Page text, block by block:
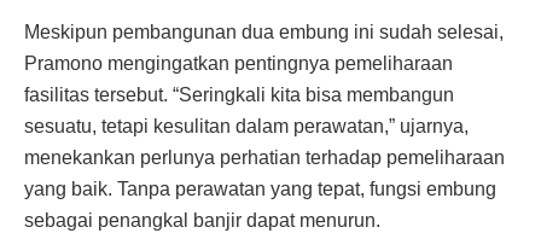
Meskipun pembangunan dua embung ini sudah selesai,
Pramono mengingatkan pentingnya pemeliharaan
fasilitas tersebut. “Seringkali kita bisa membangun
sesuatu, tetapi kesulitan dalam perawatan,” ujarnya,
menekankan perlunya perhatian terhadap pemeliharaan
yang baik. Tanpa perawatan yang tepat, fungsi embung
sebagai penangkal banjir dapat menurun.